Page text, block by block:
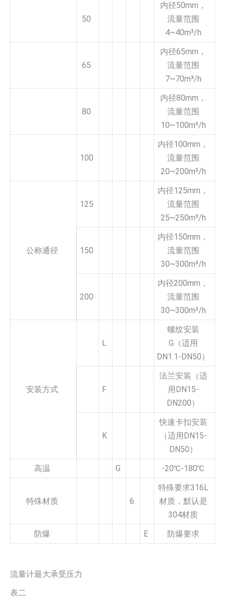
50
内径50mm，
流量范围
4~40m³/h
65
内径65mm，
流量范围
7~70m³/h
80
内径80mm，
流量范围
10~100m³/h
100
内径100mm，
流量范围
20~200m³/h
公称通径
125
内径125mm，
流量范围
25~250m³/h
150
内径150mm，
流量范围
30~300m³/h
200
内径200mm，
流量范围
30~300m³/h
安装方式
L
螺纹安装
G（适用
DN1.1-DN50）
F
法兰安装（适
用DN15-
DN200）
K
快速卡扣安装
（适用DN15-
DN50）
高温
G -20℃-180℃
特殊材质 6
特殊要求316L
材质，默认是
304材质
防爆
E 防爆要求
流量计最大承受压力
表二